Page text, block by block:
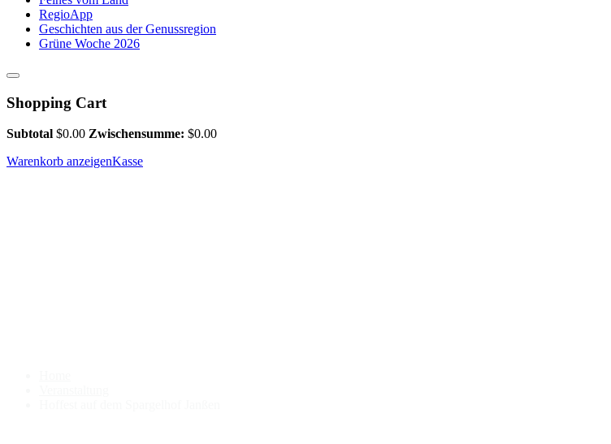
RegioApp
Geschichten aus der Genussregion
Grüne Woche 2026
Shopping Cart
Subtotal $0.00 Zwischensumme: $0.00
Warenkorb anzeigenKasse